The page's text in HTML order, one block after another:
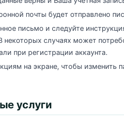
почты будет отправлено
письмо и следуйте
некоторых случаях может
при регистрации аккаунта.
на экране, чтобы изменить
услуги